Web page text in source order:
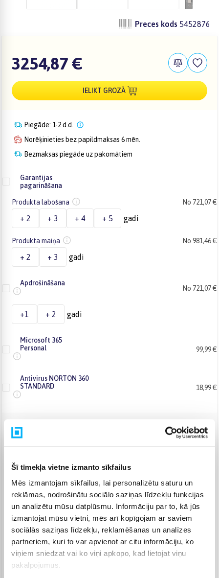
Šī tīmekļa vietne izmanto sīkfailus
Mēs izmantojam sīkfailus, lai personalizētu saturu un
reklāmas, nodrošinātu sociālo saziņas līdzekļu funkcijas
un analizētu mūsu datplūsmu. Informāciju par to, kā jūs
izmantojat mūsu vietni, mēs arī kopīgojam ar saviem
sociālās saziņas līdzekļu, reklamēšanas un analīzes
partneriem, kuri to var apvienot ar citu informāciju, ko
viņiem sniedzat vai ko viņi apkopo, kad lietojat viņu
pakalpojumus.
Preces kods 5452876
3254,87 €
IELIKT GROZĀ
Piegāde: 1-2 d.d.
Norēķinieties bez papildmaksas 6 mēn.
Bezmaksas piegāde uz pakomātiem
Garantijas
pagarināšana
Produkta labošana No 721,07 €
+ 2 + 3 + 4 + 5 gadi
Produkta maiņa No 981,46 €
+ 2 + 3 gadi
Apdrošināšana
No 721,07 €
+1 + 2 gadi
Microsoft 365
Personal
99,99 €
Antivirus NORTON 360
STANDARD
18,99 €
Apmaksā pilnu summu skaidrā naudā piegādes brīdī.
Omniva pakomāts (3,99 € )
Augusts 8d. - Augusts 10d.
Smartposti pakomāts (2,99 €)
Augusts 8d. - Augusts 10d.
DPD pakomāts (4,99 €)
Augusts 8d. - Augusts 10d.
DPD kurjers